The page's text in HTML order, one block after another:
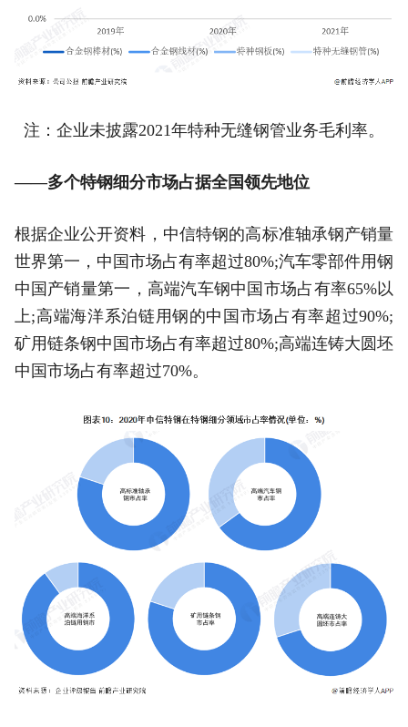
注：企业未披露2021年特种无缝钢管业务毛利率。
——多个特钢细分市场占据全国领先地位
根据企业公开资料，中信特钢的高标准轴承钢产销量
世界第一，中国市场占有率超过80%;汽车零部件用钢
中国产销量第一，高端汽车钢中国市场占有率65%以
上;高端海洋系泊链用钢的中国市场占有率超过90%;
矿用链条钢中国市场占有率超过80%;高端连铸大圆坯
中国市场占有率超过70%。